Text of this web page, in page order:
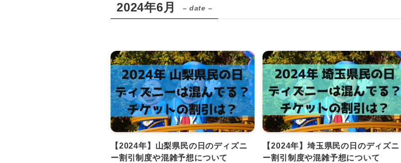
2024年6月 – date –
【2024年】山梨県民の日のディズニ
ー割引制度や混雑予想について
【2024年】埼玉県民の日のディズニ
ー割引制度や混雑予想について